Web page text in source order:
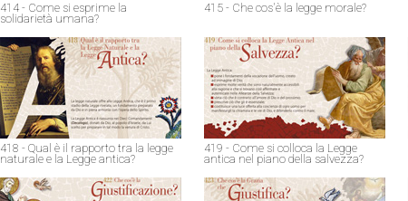
414 - Come si esprime la
solidarietà umana?
415 - Che cos'è la legge morale?
418 - Qual è il rapporto tra la legge
naturale e la Legge antica?
419 - Come si colloca la Legge
antica nel piano della salvezza?